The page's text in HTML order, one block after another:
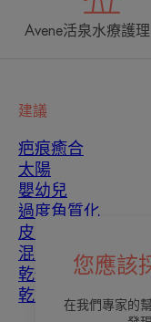
您應該
在我們專家的
Avene活泉水療護
建議
疤痕癒合
太陽
嬰幼兒
過度角質化
皮膚瑕疵
混合性皮膚
乾性皮膚
乾燥和脫水